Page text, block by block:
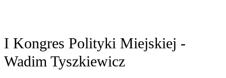
I Kongres Polityki Miejskiej -
Wadim Tyszkiewicz